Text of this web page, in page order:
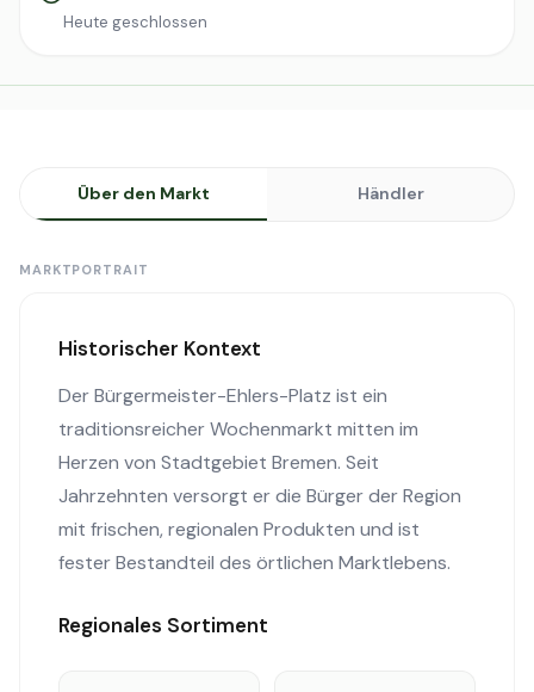
Heute geschlossen
Über den Markt Händler
MARKTPORTRAIT
Historischer Kontext
Der Bürgermeister-Ehlers-Platz ist ein
traditionsreicher Wochenmarkt mitten im
Herzen von Stadtgebiet Bremen. Seit
Jahrzehnten versorgt er die Bürger der Region
mit frischen, regionalen Produkten und ist
fester Bestandteil des örtlichen Marktlebens.
Regionales Sortiment